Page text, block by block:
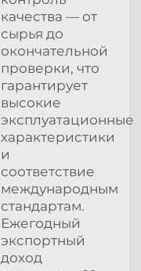
качества — от
сырья до
окончательной
проверки, что
гарантирует
высокие
эксплуатационные
характеристики
и
соответствие
международным
стандартам.
Ежегодный
экспортный
доход